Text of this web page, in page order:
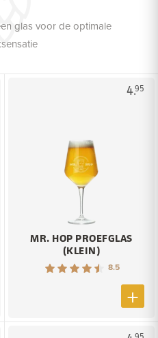
glas voor de optimale
4.95
MR. HOP PROEFGLAS
(KLEIN)
8.5